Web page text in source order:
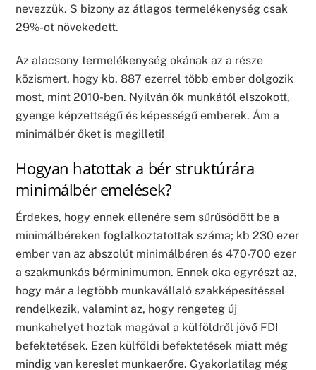
nevezzük. S bizony az átlagos termelékenység csak
29%-ot növekedett.
Az alacsony termelékenység okának az a része
közismert, hogy kb. 887 ezerrel több ember dolgozik
most, mint 2010-ben. Nyilván ők munkától elszokott,
gyenge képzettségű és képességű emberek. Ám a
minimálbér őket is megilleti!
Hogyan hatottak a bér struktúrára
minimálbér emelések?
Érdekes, hogy ennek ellenére sem sűrűsödött be a
minimálbéreken foglalkoztatottak száma; kb 230 ezer
ember van az abszolút minimálbéren és 470-700 ezer
a szakmunkás bérminimumon. Ennek oka egyrészt az,
hogy már a legtöbb munkavállaló szakképesítéssel
rendelkezik, valamint az, hogy rengeteg új
munkahelyet hoztak magával a külföldről jövő FDI
befektetések. Ezen külföldi befektetések miatt még
mindig van kereslet munkaerőre. Gyakorlatilag még